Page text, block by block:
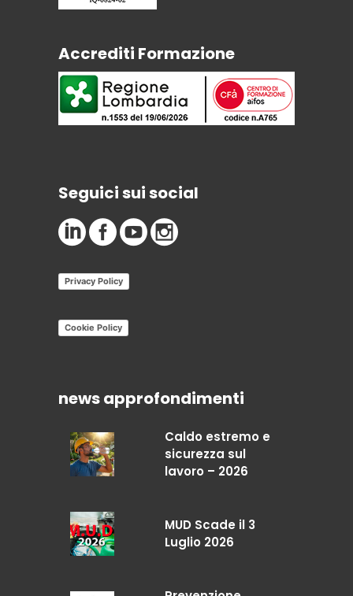
Accrediti Formazione
Seguici sui social
Privacy Policy
Cookie Policy
news approfondimenti
Caldo estremo e
sicurezza sul
lavoro – 2026
MUD Scade il 3
Luglio 2026